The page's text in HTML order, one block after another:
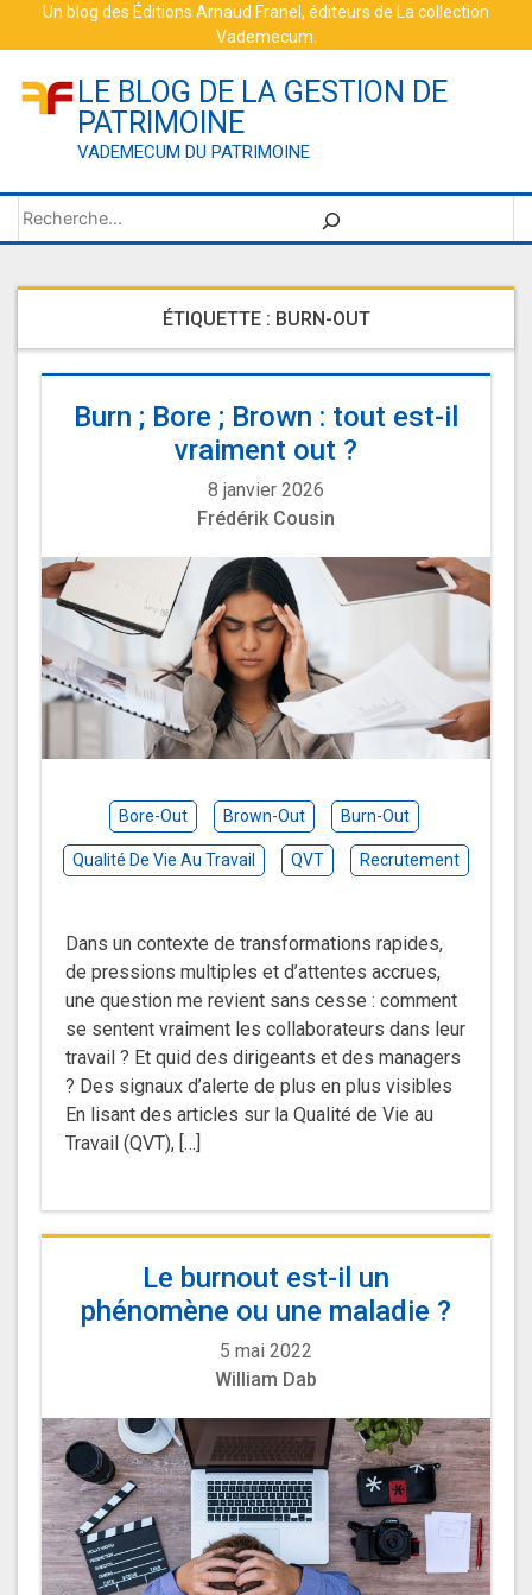
Un blog des Éditions Arnaud Franel , éditeurs de La collection
Vademecum
LE BLOG DE LA GESTION DE
PATRIMOINE
VADEMECUM DU PATRIMOINE
Rechercher
ÉTIQUETTE : BURN-OUT
Burn ; Bore ; Brown : tout est-il
vraiment out ?
8 janvier 2026
Frédérik Cousin
Bore-Out Brown-Out Burn-Out
Qualité De Vie Au Travail QVT Recrutement
Dans un contexte de transformations rapides,
de pressions multiples et d’attentes accrues,
une question me revient sans cesse : comment
se sentent vraiment les collaborateurs dans leur
travail ? Et quid des dirigeants et des managers
? Des signaux d’alerte de plus en plus visibles
En lisant des articles sur la Qualité de Vie au
Travail (QVT), […]
Le burnout est-il un
phénomène ou une maladie ?
5 mai 2022
William Dab